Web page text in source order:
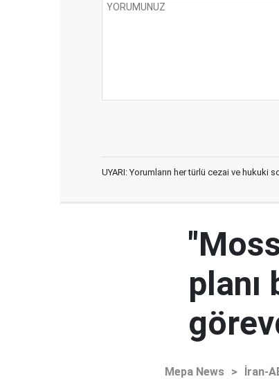
UYARI: Yorumların her türlü cezai ve hukuki
planı
Mepa News > İran-